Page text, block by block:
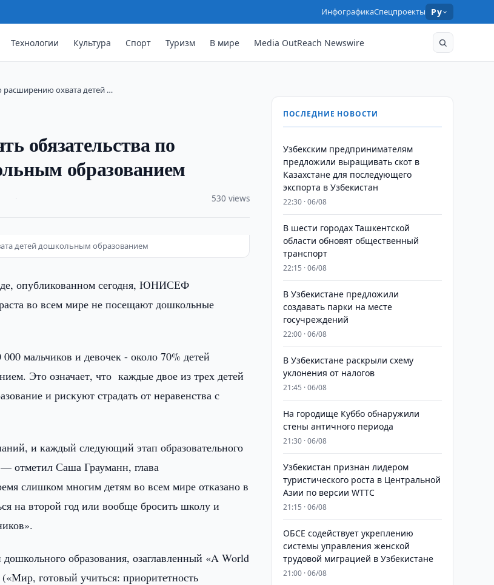
ИнфографикаСпецпроекты Ру
Технологии Культура Спорт Туризм В мире Media OutReach Newswire
расширению охвата детей …
обязательства по
образованием
530 views
детей дошкольным образованием
опубликованном сегодня, ЮНИСЕФ
во всем мире не посещают дошкольные
мальчиков и девочек - около 70% детей
Это означает, что каждые двое из трех детей
и рискуют страдать от неравенства с
и каждый следующий этап образовательного
отметил Саша Грауманн, глава
слишком многим детям во всем мире отказано в
на второй год или вообще бросить школу и
образования, озаглавленный «A World
готовый учиться: приоритетность
ПОСЛЕДНИЕ НОВОСТИ
Узбекским предпринимателям
предложили выращивать скот в
Казахстане для последующего
экспорта в Узбекистан
22:30 · 06/08
В шести городах Ташкентской
области обновят общественный
транспорт
22:15 · 06/08
В Узбекистане предложили
создавать парки на месте
госучреждений
22:00 · 06/08
В Узбекистане раскрыли схему
уклонения от налогов
21:45 · 06/08
На городище Куббо обнаружили
стены античного периода
21:30 · 06/08
Узбекистан признан лидером
туристического роста в Центральной
Азии по версии WTTC
21:15 · 06/08
ОБСЕ содействует укреплению
системы управления женской
трудовой миграцией в Узбекистане
21:00 · 06/08